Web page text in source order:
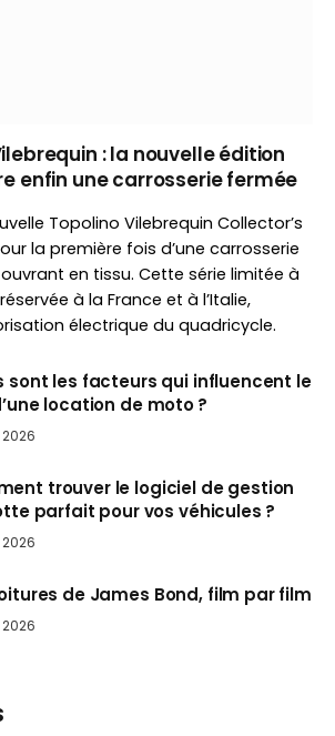
: la nouvelle édition
enfin une carrosserie fermée
Topolino Vilebrequin Collector’s
la première fois d’une carrosserie
en tissu. Cette série limitée à
à la France et à l’Italie,
électrique du quadricycle.
sont les facteurs qui influencent le
location de moto ?
trouver le logiciel de gestion
parfait pour vos véhicules ?
de James Bond, film par film